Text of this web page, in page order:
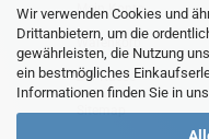
Wir verwenden Cookies und
Drittanbietern, um die
gewährleisten, die Nutzung
ein bestmögliches
Informationen finden Sie in
Mein Konto
Warenkorb
Zur Kasse
Sitemap